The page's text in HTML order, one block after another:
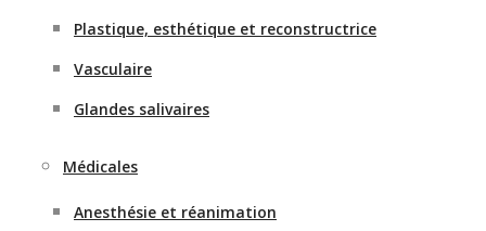
Plastique, esthétique et reconstructrice
Vasculaire
Glandes salivaires
Médicales
Anesthésie et réanimation